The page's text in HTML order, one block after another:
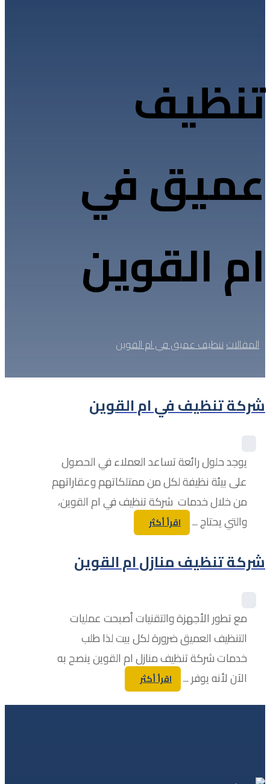
تنظيف
عميق في
ام القوين
المقالاتتنظيف عميق في ام القوين
شركة تنظيف في ام القوين
يوجد حلول رائعة تساعد العملاء في الحصول
على بيئة نظيفة لكل من ممتلكاتهم وعقاراتهم
من خلال خدمات شركة تنظيف في ام القوين،
والتي يحتاج ...
اقرأ أكثر
شركة تنظيف منازل ام القوين
مع تطور الأجهزة والتقنيات أصبحت عمليات
التنظيف العميق ضرورة لكل بيت لذا طلب
خدمات شركة تنظيف منازل ام القوين ينصح به
الآن لأنه يوفر ...
اقرأ أكثر